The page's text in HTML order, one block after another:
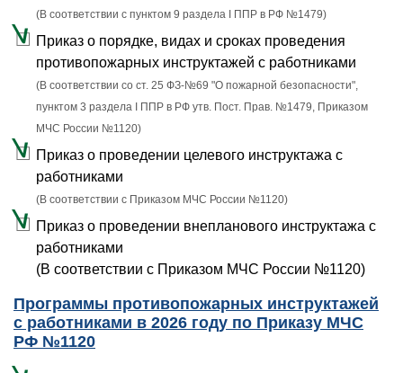
(В соответствии с пунктом 9 раздела I ППР в РФ №1479)
Приказ о порядке, видах и сроках проведения
противопожарных инструктажей с работниками
(В соответствии со ст. 25 ФЗ-№69 "О пожарной безопасности",
пунктом 3 раздела I ППР в РФ утв. Пост. Прав. №1479, Приказом
МЧС России №1120)
Приказ о проведении целевого инструктажа с
работниками
(В соответствии с Приказом МЧС России №1120)
Приказ о проведении внепланового инструктажа с
работниками
(В соответствии с Приказом МЧС России №1120)
Программы противопожарных инструктажей
с работниками в 2026 году по Приказу МЧС
РФ №1120